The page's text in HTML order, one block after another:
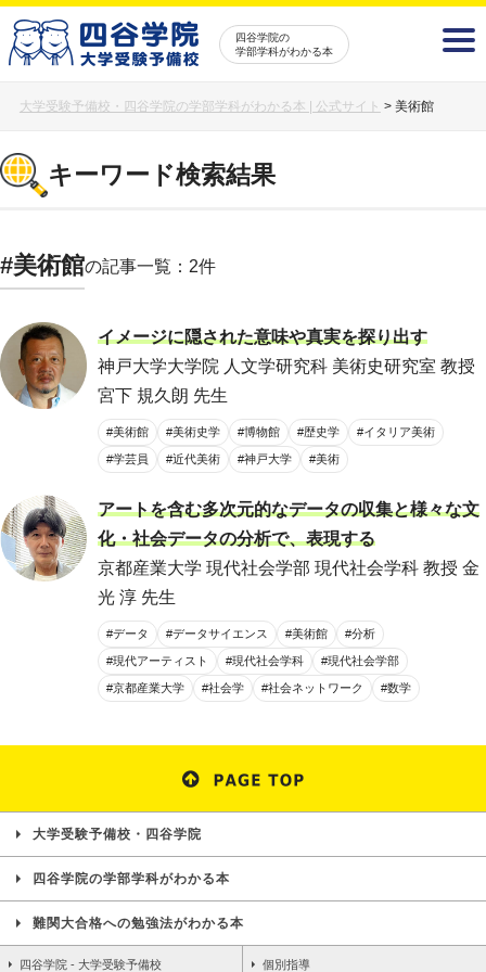
四谷学院の
学部学科がわかる本
大学受験予備校・四谷学院の学部学科がわかる本 | 公式サイト > 美術館
キーワード検索結果
#美術館の記事一覧：2件
イメージに隠された意味や真実を探り出す
神戸大学大学院 人文学研究科 美術史研究室 教授
宮下 規久朗 先生
#美術館 #美術史学 #博物館 #歴史学 #イタリア美術
#学芸員 #近代美術 #神戸大学 #美術
アートを含む多次元的なデータの収集と様々な文
化・社会データの分析で、表現する
京都産業大学 現代社会学部 現代社会学科 教授 金
光 淳 先生
#データ #データサイエンス #美術館 #分析
#現代アーティスト #現代社会学科 #現代社会学部
#京都産業大学 #社会学 #社会ネットワーク #数学
大学受験予備校・四谷学院
四谷学院の学部学科がわかる本
難関大合格への勉強法がわかる本
四谷学院 - 大学受験予備校 個別指導